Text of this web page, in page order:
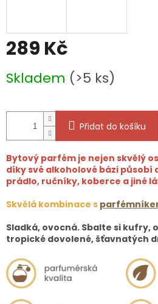
289 Kč
cena:
Skladem (>5 ks)
Přidat do košíku
Bytový parfém je nejen skvělý
díky své alkoholové bázi působí
prádlo, ručníky, koberce a jiné
Skvělá kombinace s
Sladká, ovocná. Sbalte si kufry,
tropické dovolené, šťavnatých